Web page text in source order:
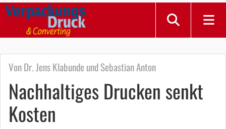
Von Dr. Jens Klabunde und Sebastian Anton
Nachhaltiges Drucken senkt
Kosten